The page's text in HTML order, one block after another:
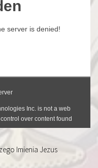
Imienia Jezus